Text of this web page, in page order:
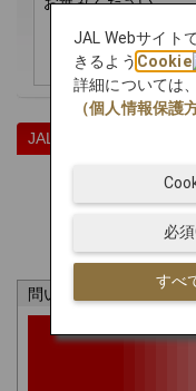
JALファミリークラブ会
問い合わせ先
JAL Webサイト
きるよう Cookie
詳細については
（個人情報保護
すべ
必